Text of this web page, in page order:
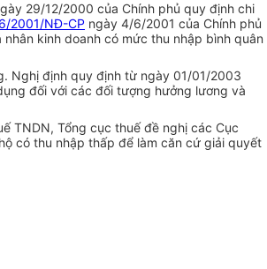
29/12/2000 của Chính phủ quy định chi
2001/NĐ-CP ngày 4/6/2001 của Chính phủ
kinh doanh có mức thu nhập bình quân
Nghị định quy định từ ngày 01/01/2003
đối với các đối tượng hưởng lương và
TNDN, Tổng cục thuế đề nghị các Cục
có thu nhập thấp để làm căn cứ giải quyết